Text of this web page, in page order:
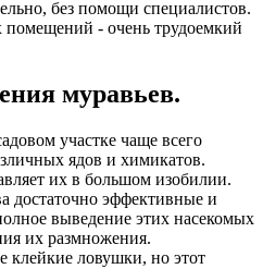
без помощи специалистов.
- очень трудоемкий
муравьев.
участке чаще всего
ядов и химикатов.
их в большом изобилии.
достаточно эффективные и
выведение этих насекомых
их размножения.
клейкие ловушки, но этот